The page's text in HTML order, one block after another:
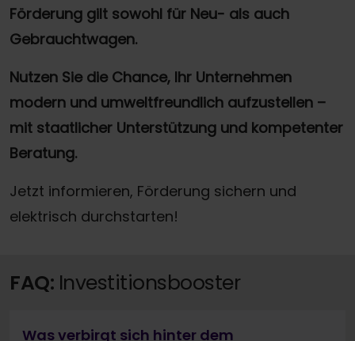
Förderung gilt sowohl für Neu- als auch
Gebrauchtwagen.
Nutzen Sie die Chance, Ihr Unternehmen
modern und umweltfreundlich aufzustellen –
mit staatlicher Unterstützung und kompetenter
Beratung.
Jetzt informieren, Förderung sichern und
elektrisch durchstarten!
FAQ: Investitionsbooster
Was verbirgt sich hinter dem